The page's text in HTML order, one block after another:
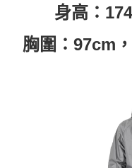
身高：
胸圍：97cm